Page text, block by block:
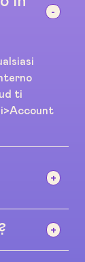
ti
o